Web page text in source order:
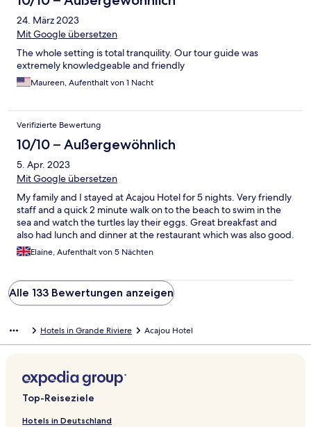
24. März 2023
Mit Google übersetzen
The whole setting is total tranquility. Our tour guide was
extremely knowledgeable and friendly
Maureen, Aufenthalt von 1 Nacht
Verifizierte Bewertung
10/10 – Außergewöhnlich
5. Apr. 2023
Mit Google übersetzen
My family and I stayed at Acajou Hotel for 5 nights. Very friendly
staff and a quick 2 minute walk on to the beach to swim in the
sea and watch the turtles lay their eggs. Great breakfast and
also had lunch and dinner at the restaurant which was also good.
Elaine, Aufenthalt von 5 Nächten
Alle 133 Bewertungen anzeigen
Hotels in Grande Riviere Acajou Hotel
Top-Reiseziele
Hotels in Deutschland